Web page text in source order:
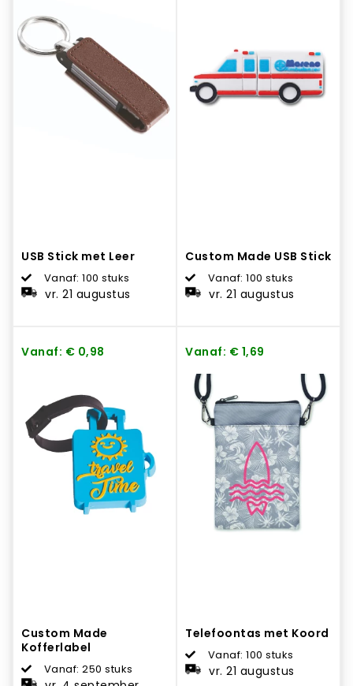
USB Stick met Leer
Vanaf: 100 stuks
vr. 21 augustus
Custom Made USB Stick
Vanaf: 100 stuks
vr. 21 augustus
Vanaf: € 0,98
Custom Made
Kofferlabel
Vanaf: 250 stuks
Vanaf: € 1,69
Telefoontas met Koord
Vanaf: 100 stuks
vr. 21 augustus